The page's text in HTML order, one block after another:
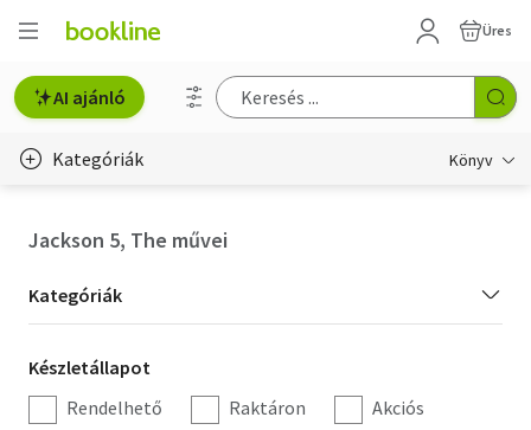
Üres
AI ajánló
Kategóriák Könyv
Hobbi, szabadidő
Irodalom
Jackson 5, The művei
Kategória
szűrés
Kategóriák
Készletállapot
szűrés
Készletállapot
Rendelhető
Raktáron Akciós